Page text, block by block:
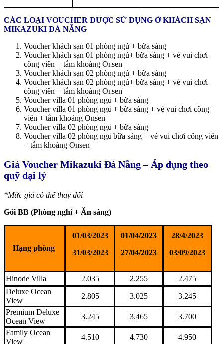
CÁC LOẠI VOUCHER ĐƯỢC SỬ DỤNG Ở KHÁCH SẠN
MIKAZUKI ĐÀ NẴNG
Voucher khách sạn 01 phòng ngủ + bữa sáng
Voucher khách sạn 01 phòng ngủ+ bữa sáng + vé vui chơi
công viên + tắm khoáng Onsen
Voucher khách sạn 02 phòng ngủ + bữa sáng
Voucher khách sạn 02 phòng ngủ+ bữa sáng + vé vui chơi
công viên + tắm khoáng Onsen
Voucher villa 01 phòng ngủ + bữa sáng
Voucher villa 01 phòng ngủ + bữa sáng + vé vui chơi công
viên + tắm khoáng Onsen
Voucher villa 02 phòng ngủ + bữa sáng
Voucher villa 02 phòng ngủ bữa sáng + vé vui chơi công viên
+ tắm khoáng Onsen
Giá Voucher Mikazuki Đà Nẵng – Áp dụng theo
quỹ đại lý
*Mức giá có thể thay đổi
Gói BB (Phòng nghỉ + Ăn sáng)
Hạng phòng
01/03/2023
31/03/2023
01/04/2023
27/04/2023
28/4/2023
03/09/2023
Hinode Villa 2.035 2.255
2.475
Deluxe Ocean
View
2.805 3.025
3.245
Premium Deluxe
Ocean View
3.245 3.465
3.700
Family Ocean
View
4.510 4.730
4.950